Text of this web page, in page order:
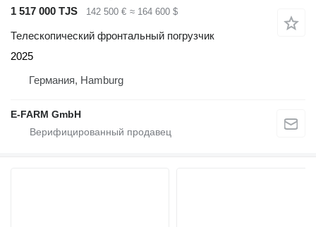
1 517 000 TJS
142 500 € ≈ 164 600 $
Телескопический фронтальный погрузчик
2025
Германия, Hamburg
E-FARM GmbH